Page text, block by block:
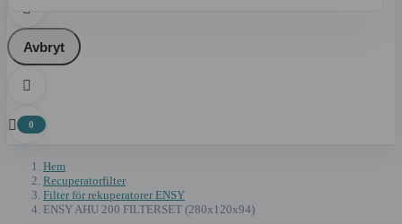

Avbryt

 0
Hem
Recuperatorfilter
Filter för rekuperatorer ENSY
ENSY AHU 200 FILTERSET (280x120x94)